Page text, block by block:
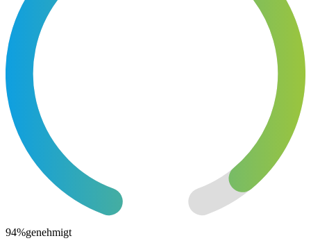
94%genehmigt